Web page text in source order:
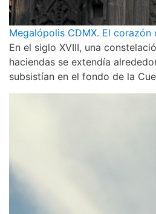
Megalópolis CDMX. El corazón
En el siglo XVIII, una
haciendas se extendía
subsistían en el fondo de la